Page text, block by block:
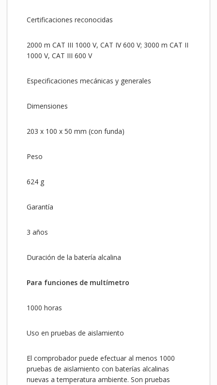
Certificaciones reconocidas
2000 m CAT III 1000 V, CAT IV 600 V; 3000 m CAT II
1000 V, CAT III 600 V
Especificaciones mecánicas y generales
Dimensiones
203 x 100 x 50 mm (con funda)
Peso
624 g
Garantía
3 años
Duración de la batería alcalina
Para funciones de multímetro
1000 horas
Uso en pruebas de aislamiento
El comprobador puede efectuar al menos 1000
pruebas de aislamiento con baterías alcalinas
nuevas a temperatura ambiente. Son pruebas